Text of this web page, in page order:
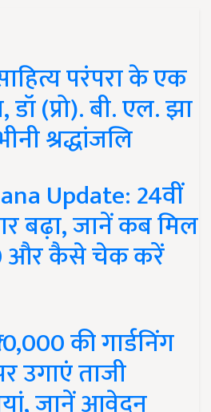
परंपरा के एक
(प्रो). बी. एल. झा
श्रद्धांजलि
Update: 24वीं
बढ़ा, जानें कब मिल
और कैसे चेक करें
की गार्डनिंग
उगाएं ताजी